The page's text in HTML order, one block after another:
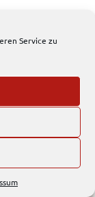
Service zu